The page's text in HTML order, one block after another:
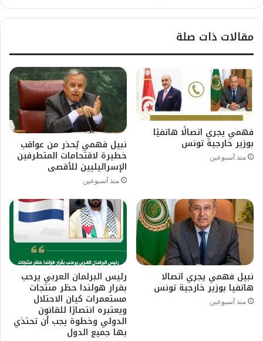
مقالات ذات صلة
فهمي يجري اتصالًا هاتفيًا
بوزير خارجية تونس
منذ أسبوعين
نبيل فهمي يُحذر من عواقب
خطيرة لاقتحامات المتطرفين
الإسرائيليين للأقصى
منذ أسبوعين
نبيل فهمي يجري اتصالا
هاتفيا بوزير خارجية تونس
منذ أسبوعين
رئيس البرلمان العربي يرحب
بقرار هولندا حظر منتجات
مستعمرات كيان الاحتلال
ويعتبره انتصارًا للقانون
الدولي وخطوة يجب أن تحتذي
بها جميع الدول